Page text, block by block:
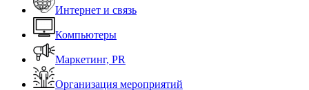
Интернет и связь
Компьютеры
Маркетинг, PR
Организация мероприятий